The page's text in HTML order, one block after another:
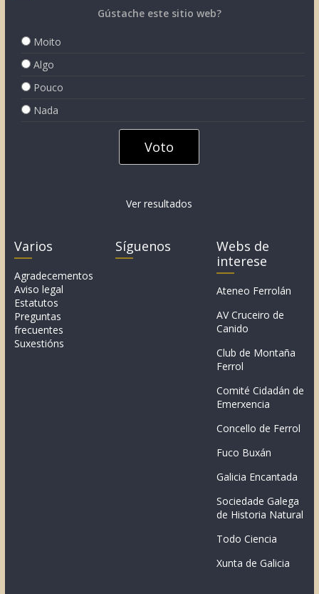
Gústache este sitio web?
Moito
Algo
Pouco
Nada
Ver resultados
Varios
Agradecementos
Aviso legal
Estatutos
Preguntas
frecuentes
Suxestións
Síguenos
Webs de
interese
Ateneo Ferrolán
AV Cruceiro de
Canido
Club de Montaña
Ferrol
Comité Cidadán de
Emerxencia
Concello de Ferrol
Fuco Buxán
Galicia Encantada
Sociedade Galega
de Historia Natural
Todo Ciencia
Xunta de Galicia